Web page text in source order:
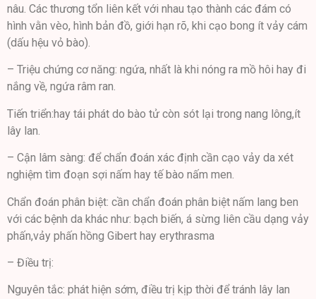
nâu. Các thương tổn liên kết với nhau tạo thành các đám có
hình vằn vèo, hình bản đồ, giới hạn rõ, khi cạo bong ít vảy cám
(dấu hệu vỏ bào).
– Triệu chứng cơ năng: ngứa, nhất là khi nóng ra mồ hôi hay đi
nắng về, ngứa râm ran.
Tiến triển:hay tái phát do bào tử còn sót lại trong nang lông,ít
lây lan.
– Cận lâm sàng: để chẩn đoán xác định cần cạo vảy da xét
nghiệm tìm đoạn sợi nấm hay tế bào nấm men.
Chẩn đoán phân biệt: cần chẩn đoán phân biệt nấm lang ben
với các bệnh da khác như: bạch biến, á sừng liên cầu dạng vảy
phấn,vảy phấn hồng Gibert hay erythrasma
– Điều trị:
Nguyên tắc: phát hiện sớm, điều trị kịp thời để tránh lây lan